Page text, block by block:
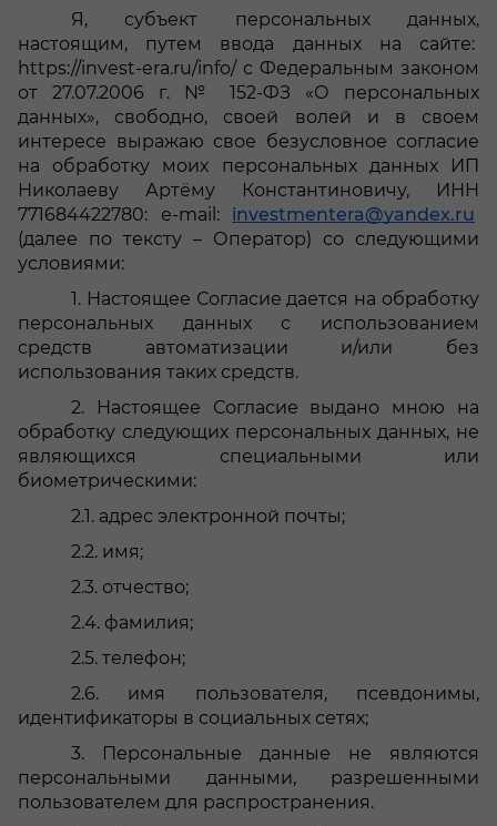
Я, субъект персональных данных,
настоящим, путем ввода данных на сайте:
https://invest-era.ru/info/ с Федеральным законом
от 27.07.2006 г. № 152-ФЗ «О персональных
данных», свободно, своей волей и в своем
интересе выражаю свое безусловное согласие
на обработку моих персональных данных ИП
Николаеву Артёму Константиновичу, ИНН
771684422780: e-mail: investmentera@yandex.ru
(далее по тексту – Оператор) со следующими
условиями:
1. Настоящее Согласие дается на обработку
персональных данных с использованием
средств автоматизации и/или без
использования таких средств.
2.
Настоящее Согласие выдано мною на
обработку следующих персональных данных, не
являющихся специальными или
биометрическими:
2.1. адрес электронной почты;
2.2. имя;
2.3. отчество;
2.4. фамилия;
2.5. телефон;
2.6. имя пользователя, псевдонимы,
идентификаторы в социальных сетях;
3.
Персональные данные не являются
персональными данными, разрешенными
пользователем для распространения.